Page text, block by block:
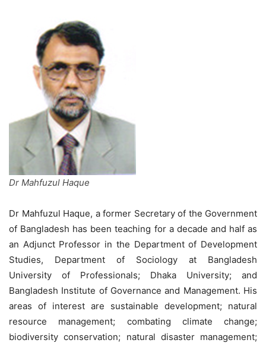
Dr Mahfuzul Haque
Dr Mahfuzul Haque, a former Secretary of the Government
of Bangladesh has been teaching for a decade and half as
an Adjunct Professor in the Department of Development
Studies, Department of Sociology at Bangladesh
University of Professionals; Dhaka University; and
Bangladesh Institute of Governance and Management. His
areas of interest are sustainable development; natural
resource management; combating climate change;
biodiversity conservation; natural disaster management;